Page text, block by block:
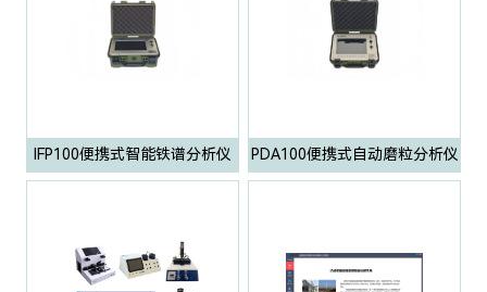
IFP100便携式智能铁谱分析仪 PDA100便携式自动磨粒分析仪